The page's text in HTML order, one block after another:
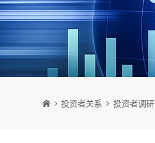
投资者关系 投资者调研